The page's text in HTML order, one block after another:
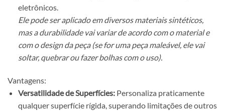
eletrônicos.
Ele pode ser aplicado em diversos materiais sintéticos,
mas a durabilidade vai variar de acordo com o material e
com o design da peça (se for uma peça maleável, ele vai
soltar, quebrar ou fazer bolhas com o uso).
Vantagens:
Versatilidade de Superfícies:Personaliza praticamente
qualquer superfície rígida, superando limitações de outros